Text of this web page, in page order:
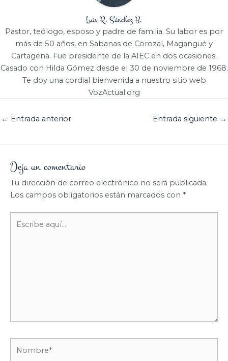
Luis R. Sánchez B.
Pastor, teólogo, esposo y padre de familia. Su labor es por
más de 50 años, en Sabanas de Corozal, Magangué y
Cartagena. Fue presidente de la AIEC en dos ocasiones.
Casado con Hilda Gómez desde el 30 de noviembre de 1968.
Te doy una cordial bienvenida a nuestro sitio web
VozActual.org
← Entrada anterior Entrada siguiente →
Deja un comentario
Tu dirección de correo electrónico no será publicada.
Los campos obligatorios están marcados con *
aquí...